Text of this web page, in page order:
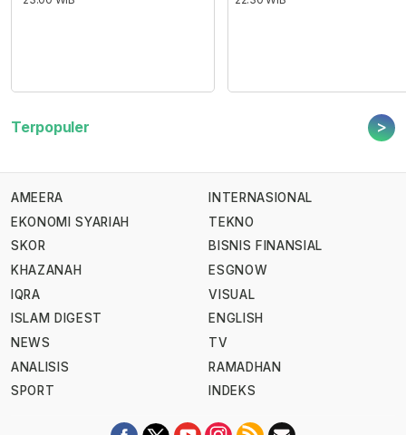
Terpopuler >
AMEERA
EKONOMI SYARIAH
SKOR
KHAZANAH
IQRA
ISLAM DIGEST
NEWS
ANALISIS
SPORT
INTERNASIONAL
TEKNO
BISNIS FINANSIAL
ESGNOW
VISUAL
ENGLISH
TV
RAMADHAN
INDEKS